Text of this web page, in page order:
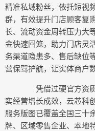
精准私域粉丝，依托短视
群，有效提升门店顾客复
长、流动资金周转压力大
金快速回笼，助力门店灵
务渠道隐患多、售后缺位
营保驾护航，让实体商户
凭借过硬官方资质
实经营增长成效，云芯科
服务版图已覆盖全国三十
牌、区域零售企业、本地